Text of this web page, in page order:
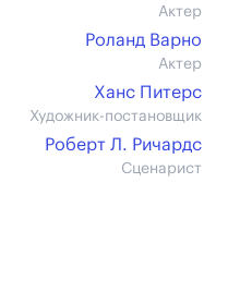
Актер
Роланд Варно
Актер
Ханс Питерс
Художник-постановщик
Роберт Л. Ричардс
Сценарист